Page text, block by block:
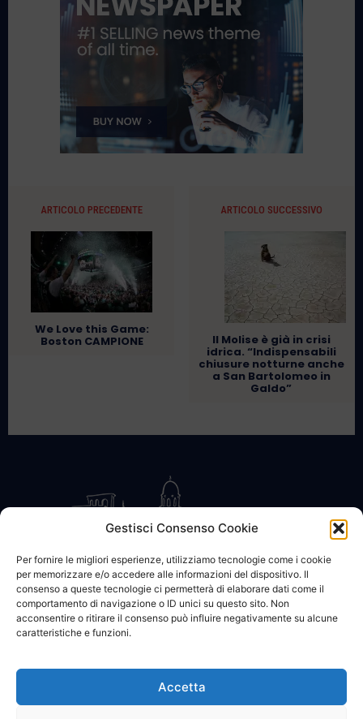
Gestisci Consenso Cookie
Per fornire le migliori esperienze, utilizziamo tecnologie come i cookie
per memorizzare e/o accedere alle informazioni del dispositivo. Il
consenso a queste tecnologie ci permetterà di elaborare dati come il
comportamento di navigazione o ID unici su questo sito. Non
acconsentire o ritirare il consenso può influire negativamente su alcune
caratteristiche e funzioni.
Accetta
ARTICOLO PRECEDENTE
We Love this Game:
Boston CAMPIONE
ARTICOLO SUCCESSIVO
Il Molise è già in crisi
idrica. “Indispensabili
chiusure notturne anche
a San Bartolomeo in
Galdo”
CONTATTACI COOKIE POLICY PRIVACY
© 2002 - 2026 SanBartolomeo.info :::: powered by Go Web snc |